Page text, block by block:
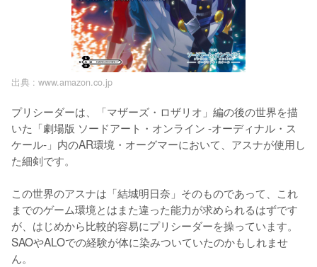
出典 : www.amazon.co.jp
プリシーダーは、「マザーズ・ロザリオ」編の後の世界を描
いた「劇場版 ソードアート・オンライン -オーディナル・ス
ケール-」内のAR環境・オーグマーにおいて、アスナが使用し
た細剣です。
この世界のアスナは「結城明日奈」そのものであって、これ
までのゲーム環境とはまた違った能力が求められるはずです
が、はじめから比較的容易にプリシーダーを操っています。
SAOやALOでの経験が体に染みついていたのかもしれませ
ん。